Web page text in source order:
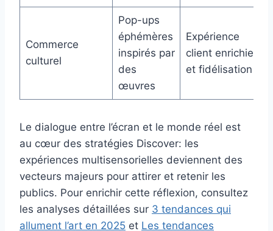
Commerce
culturel
Pop-ups
éphémères
inspirés par
des
œuvres
Expérience
client enrichie
et fidélisation
Le dialogue entre l’écran et le monde réel est
au cœur des stratégies Discover: les
expériences multisensorielles deviennent des
vecteurs majeurs pour attirer et retenir les
publics. Pour enrichir cette réflexion, consultez
les analyses détaillées sur 3 tendances qui
allument l’art en 2025 et Les tendances